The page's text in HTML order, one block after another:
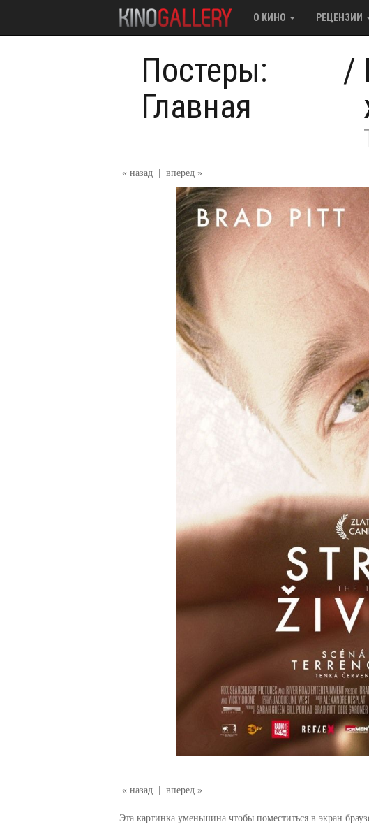
О КИНО РЕЦЕНЗИИ
Постеры:
Главная
/
« назад вперед »
« назад вперед »
Эта картинка уменьшина чтобы поместиться в экран